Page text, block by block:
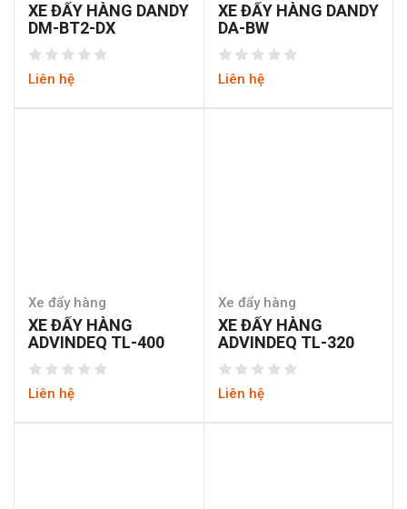
XE ĐẨY HÀNG DANDY
DM-BT2-DX
Liên hệ
XE ĐẨY HÀNG DANDY
DA-BW
Liên hệ
Xe đẩy hàng
XE ĐẨY HÀNG
ADVINDEQ TL-400
Liên hệ
Xe đẩy hàng
XE ĐẨY HÀNG
ADVINDEQ TL-320
Liên hệ